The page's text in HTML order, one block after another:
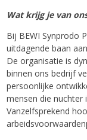
Wat krijg je van
Bij BEWI Synprodo
uitdagende baan
De organisatie is
binnen ons bedrijf
persoonlijke
mensen die nuchter
Vanzelfsprekend